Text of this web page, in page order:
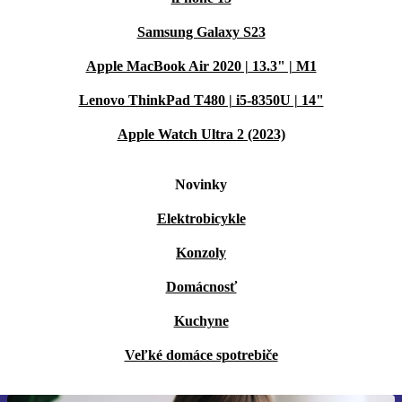
Samsung Galaxy S23
Apple MacBook Air 2020 | 13.3" | M1
Lenovo ThinkPad T480 | i5-8350U | 14"
Apple Watch Ultra 2 (2023)
Novinky
Elektrobicykle
Konzoly
Domácnosť
Kuchyne
Veľké domáce spotrebiče